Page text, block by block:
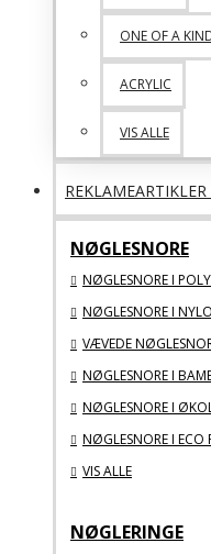
ONE OF A
ACRYLIC
VIS ALLE
REKLAMEARTIKLER
NØGLESNORE
NØGLESNORE I
NØGLESNORE I
VÆVEDE
NØGLESNORE I
NØGLESNORE I
NØGLESNORE I ECO
VIS ALLE
NØGLERINGE